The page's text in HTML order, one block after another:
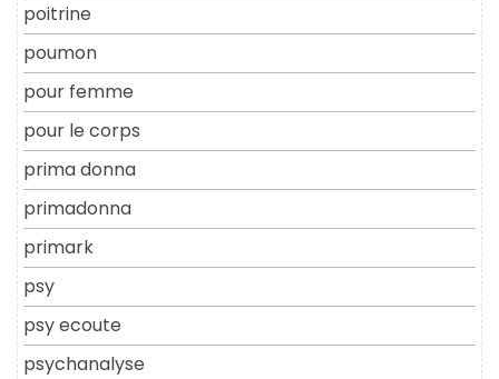
poitrine
poumon
pour femme
pour le corps
prima donna
primadonna
primark
psy
psy ecoute
psychanalyse